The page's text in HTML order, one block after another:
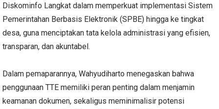
Diskominfo Langkat dalam memperkuat implementasi Sistem
Pemerintahan Berbasis Elektronik (SPBE) hingga ke tingkat
desa, guna menciptakan tata kelola administrasi yang efisien,
transparan, dan akuntabel.
Dalam pemaparannya, Wahyudiharto menegaskan bahwa
penggunaan TTE memiliki peran penting dalam menjamin
keamanan dokumen, sekaligus meminimalisir potensi